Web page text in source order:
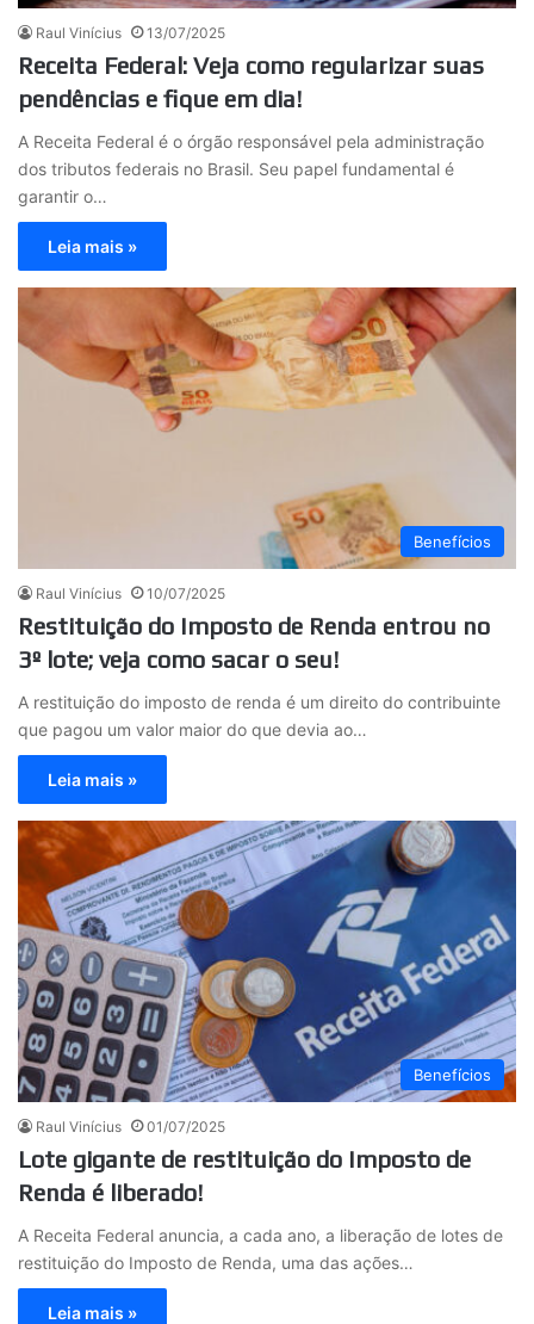
Raul Vinícius 13/07/2025
Receita Federal: Veja como regularizar suas
pendências e fique em dia!
A Receita Federal é o órgão responsável pela administração
dos tributos federais no Brasil. Seu papel fundamental é
garantir o…
Leia mais »
Benefícios
Raul Vinícius 10/07/2025
Restituição do Imposto de Renda entrou no
3º lote; veja como sacar o seu!
A restituição do imposto de renda é um direito do contribuinte
que pagou um valor maior do que devia ao…
Leia mais »
Benefícios
Raul Vinícius 01/07/2025
Lote gigante de restituição do Imposto de
Renda é liberado!
A Receita Federal anuncia, a cada ano, a liberação de lotes de
restituição do Imposto de Renda, uma das ações…
Leia mais »